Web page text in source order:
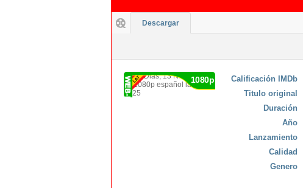
Descargar
1080p Calificación IMDb
Titulo original
Duración
Año
Lanzamiento
Calidad
Genero